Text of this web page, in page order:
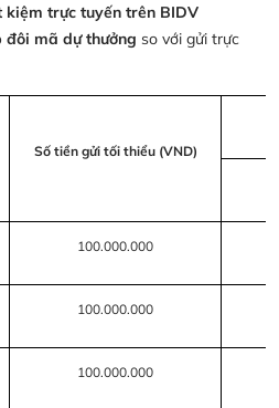
kiệm trực tuyến trên BIDV
mã dự thưởng so với gửi trực
Số tiền gửi tối thiểu (VND)
100.000.000
100.000.000
100.000.000